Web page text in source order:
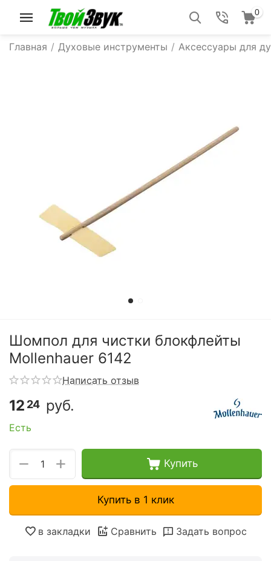
0
Главная / Духовые инструменты / Аксессуары для
Шомпол для чистки блокфлейты
Mollenhauer 6142
Написать отзыв
12 24 руб.
Есть
+
− Купить
Купить в 1 клик
в закладки Сравнить Задать вопрос